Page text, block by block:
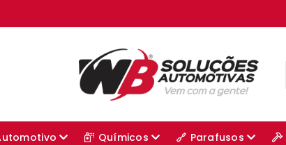
Químicos Parafusos